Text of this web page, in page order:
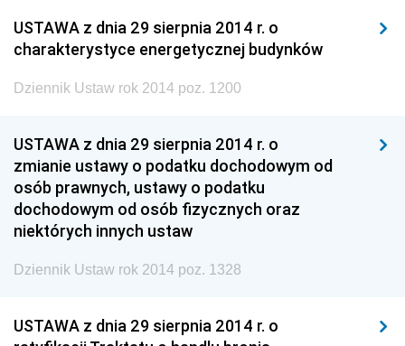
USTAWA z dnia 29 sierpnia 2014 r. o
charakterystyce energetycznej budynków
Dziennik Ustaw rok 2014 poz. 1200
USTAWA z dnia 29 sierpnia 2014 r. o
zmianie ustawy o podatku dochodowym od
osób prawnych, ustawy o podatku
dochodowym od osób fizycznych oraz
niektórych innych ustaw
Dziennik Ustaw rok 2014 poz. 1328
USTAWA z dnia 29 sierpnia 2014 r. o